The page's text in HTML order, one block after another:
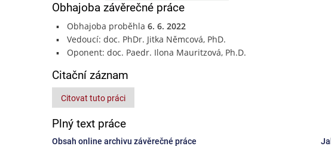
Obhajoba závěrečné práce
Obhajoba proběhla 6. 6. 2022
Vedoucí: doc. PhDr. Jitka Němcová, PhD.
Oponent: doc. Paedr. Ilona Mauritzová, Ph.D.
Citační záznam
Citovat tuto práci
Plný text práce
Obsah online archivu závěrečné práce